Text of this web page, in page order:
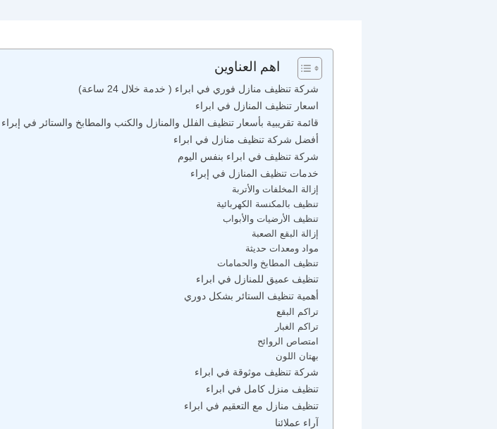
اهم العناوين
شركة تنظيف منازل فوري في ابراء ( خدمة خلال 24 ساعة)
اسعار تنظيف المنازل في ابراء
قائمة تقريبية بأسعار تنظيف الفلل والمنازل والكنب والمطابخ والستائر في إبراء
أفضل شركة تنظيف منازل في ابراء
شركة تنظيف في ابراء بنفس اليوم
خدمات تنظيف المنازل في إبراء
إزالة المخلفات والأتربة
تنظيف بالمكنسة الكهربائية
تنظيف الأرضيات والأبواب
إزالة البقع الصعبة
مواد ومعدات حديثة
تنظيف المطابخ والحمامات
تنظيف عميق للمنازل في ابراء
أهمية تنظيف الستائر بشكل دوري
تراكم البقع
تراكم الغبار
امتصاص الروائح
بهتان اللون
شركة تنظيف موثوقة في ابراء
تنظيف منزل كامل في ابراء
تنظيف منازل مع التعقيم في ابراء
آراء عملائنا